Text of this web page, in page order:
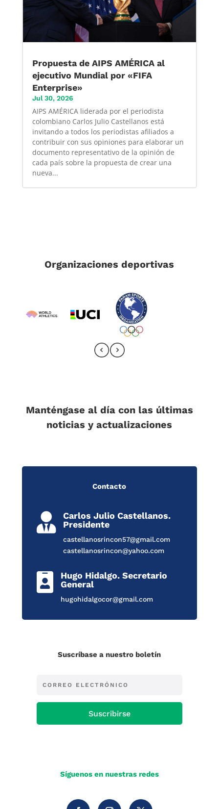
Propuesta de AIPS AMÉRICA al
ejecutivo Mundial por «FIFA
Enterprise»
Jul 30, 2026
AIPS AMÉRICA liderada por el periodista
colombiano Carlos Julio Castellanos está
invitando a todos los periodistas afiliados a
contribuir con sus opiniones para elaborar un
documento representativo de la opinión de
cada país sobre la propuesta de crear una
nueva...
Organizaciones deportivas
Manténgase al día con las últimas
noticias y actualizaciones
Contacto

Carlos Julio Castellanos.
Presidente
castellanosrincon57@gmail.com
castellanosrincon@yahoo.com

Hugo Hidalgo. Secretario
General
hugohidalgocor@gmail.com
Suscríbase a nuestro boletín
Suscribirse
Síguenos en nuestras redes